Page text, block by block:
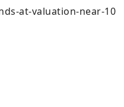
at-valuation-near-10